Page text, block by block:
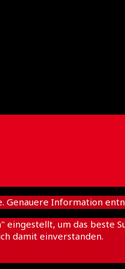
Genauere Information
eingestellt, um das
damit einverstanden.